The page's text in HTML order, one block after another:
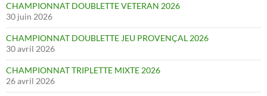
CHAMPIONNAT DOUBLETTE VETERAN 2026
30 juin 2026
CHAMPIONNAT DOUBLETTE JEU PROVENÇAL 2026
30 avril 2026
CHAMPIONNAT TRIPLETTE MIXTE 2026
26 avril 2026